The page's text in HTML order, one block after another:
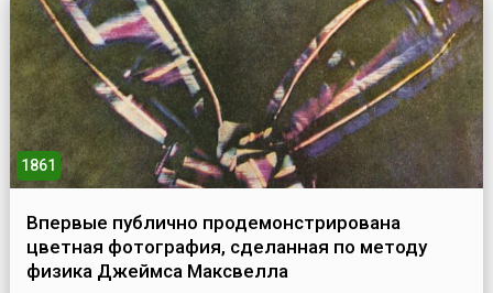
поставить памятник еще при жизни героя. Изначально
монумент хотели поставить в Гатчине, но позже место
р...
1861
Впервые публично продемонстрирована
цветная фотография, сделанная по методу
физика Джеймса Максвелла